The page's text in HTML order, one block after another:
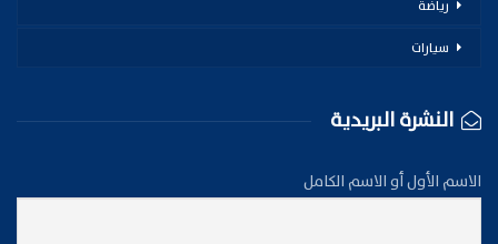
رياضة
سيارات
النشرة البريدية
الاسم الأول أو الاسم الكامل